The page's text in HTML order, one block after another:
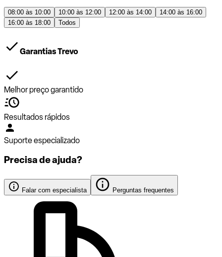
08:00 às 10:00 10:00 às 12:00 12:00 às 14:00
14:00 às 16:00
16:00 às 18:00
Todos
Garantias Trevo
Melhor preço garantido
Resultados rápidos
Suporte especializado
Precisa de ajuda?
Falar com especialista Perguntas frequentes